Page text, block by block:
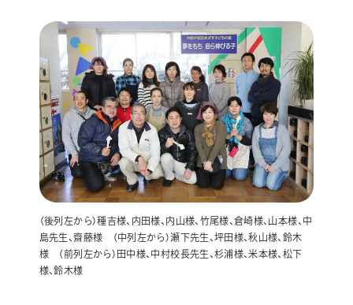
（後列左から）種吉様、内田様、内山様、竹尾様、倉崎様、山本様、中
島先生、齋藤様 （中列左から）瀬下先生、坪田様、秋山様、鈴木
様 （前列左から）田中様、中村校長先生、杉浦様、米本様、松下
様、鈴木様